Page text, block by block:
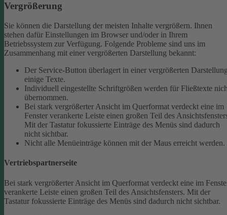
Vergrößerung
Sie können die Darstellung der meisten Inhalte vergrößern. Ihnen
stehen dafür Einstellungen im Browser und/oder in Ihrem
Betriebssystem zur Verfügung. Folgende Probleme sind uns im
Zusammenhang mit einer vergrößerten Darstellung bekannt:
Der Service-Button überlagert in einer vergrößerten
einige Texte.
Individuell eingestellte Schriftgrößen werden für Fließtexte
übernommen.
Bei stark vergrößerter Ansicht im Querformat verdeckt eine im
Fenster verankerte Leiste einen großen Teil des
Mit der Tastatur fokussierte Einträge des Menüs sind dadurch
nicht sichtbar.
Nicht alle Menüeinträge können mit der Maus erreicht werden.
Vertriebspartnerseite
Bei stark vergrößerter Ansicht im Querformat verdeckt eine im
verankerte Leiste einen großen Teil des Ansichtsfensters. Mit der
Tastatur fokussierte Einträge des Menüs sind dadurch nicht sichtbar.